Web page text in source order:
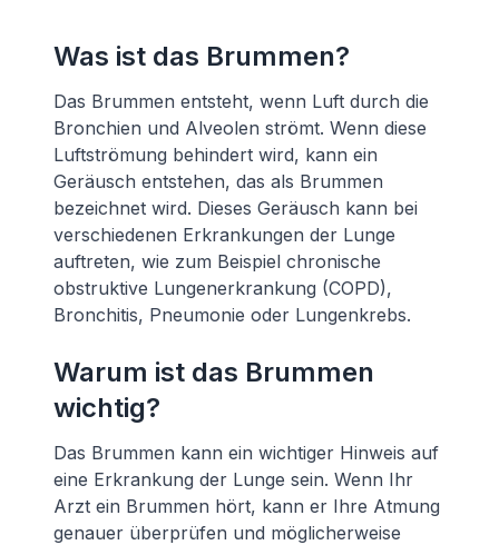
Was ist das Brummen?
Das Brummen entsteht, wenn Luft durch die
Bronchien und Alveolen strömt. Wenn diese
Luftströmung behindert wird, kann ein
Geräusch entstehen, das als Brummen
bezeichnet wird. Dieses Geräusch kann bei
verschiedenen Erkrankungen der Lunge
auftreten, wie zum Beispiel chronische
obstruktive Lungenerkrankung (COPD),
Bronchitis, Pneumonie oder Lungenkrebs.
Warum ist das Brummen
wichtig?
Das Brummen kann ein wichtiger Hinweis auf
eine Erkrankung der Lunge sein. Wenn Ihr
Arzt ein Brummen hört, kann er Ihre Atmung
genauer überprüfen und möglicherweise